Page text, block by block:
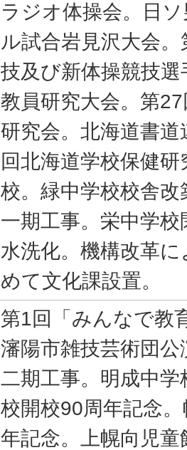
ラジオ体操会。日
ル試合岩見沢大会
技及び新体操競技
教員研究大会。第
研究会。北海道書
回北海道学校保健
校。緑中学校校舎
一期工事。栄中学
水洗化。機構改革
めて文化課設置。
第1回「みんなで教
瀋陽市雑技芸術団
二期工事。明成中
校開校90周年記念
年記念。上幌向児